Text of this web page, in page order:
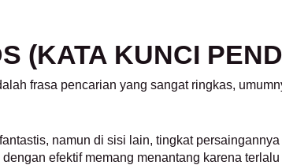
(KATA KUNCI
frasa pencarian yang sangat ringkas,
namun di sisi lain, tingkat
efektif memang menantang karena